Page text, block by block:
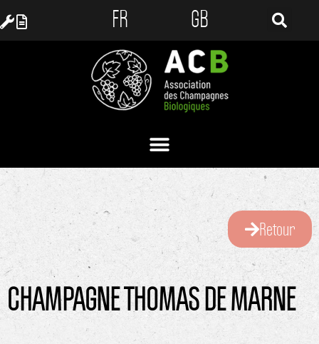
FR GB
Retour
CHAMPAGNE THOMAS DE MARNE